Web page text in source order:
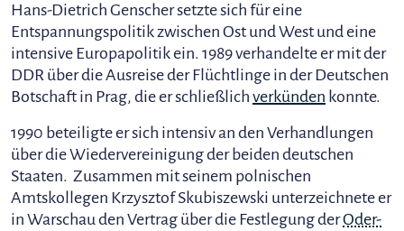
Hans-Dietrich Genscher setzte sich für eine
Entspannungspolitik zwischen Ost und West und eine
intensive Europapolitik ein. 1989 verhandelte er mit der
DDR über die Ausreise der Flüchtlinge in der Deutschen
Botschaft in Prag, die er schließlich verkünden konnte.
1990 beteiligte er sich intensiv an den Verhandlungen
über die Wiedervereinigung der beiden deutschen
Staaten. Zusammen mit seinem polnischen
Amtskollegen Krzysztof Skubiszewski unterzeichnete er
in Warschau den Vertrag über die Festlegung derOder-